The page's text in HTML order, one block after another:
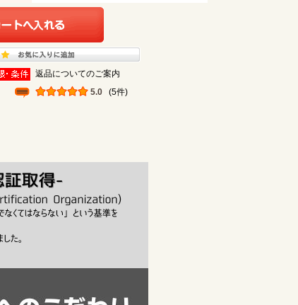
返品についてのご案内
5.0
(5件)